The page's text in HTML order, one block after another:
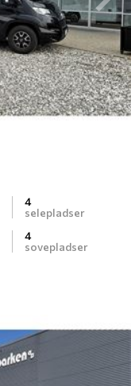
4
selepladser
4
sovepladser